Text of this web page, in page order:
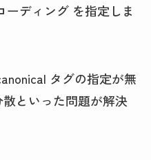
ーディング を指定しま
タグの指定が無
といった問題が解決